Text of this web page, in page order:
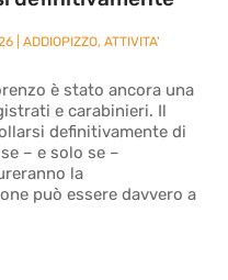
|ADDIOPIZZO,ATTIVITA'
è stato ancora una
e carabinieri. Il
definitivamente di
– e solo se –
la
può essere davvero a